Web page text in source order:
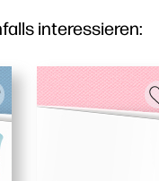
interessieren: